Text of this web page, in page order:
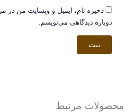
ذخیره نام، ایمیل و وبسایت من در
دوباره دیدگاهی می‌نویسم.
محصولات مرتبط